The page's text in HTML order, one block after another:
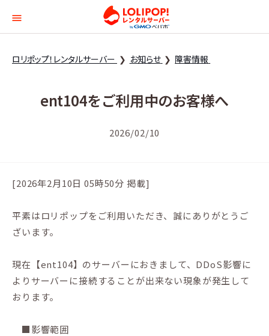
ロリポップ！レンタル
ロリポップ！レンタルサーバー お知らせ 障害情報
ent104をご利用中のお客様へ
2026/02/10
[2026年2月10日 05時50分 掲載]
平素はロリポップをご利用いただき、誠にありがとうご
ざいます。
現在【ent104】のサーバーにおきまして、DDoS影響に
よりサーバーに接続することが出来ない現象が発生して
おります。
■影響範囲